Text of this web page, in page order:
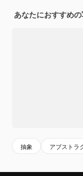
あなたにおすすめ
抽象 アブストラ